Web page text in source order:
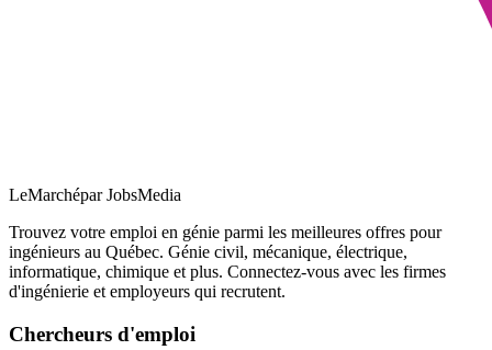
LeMarchépar JobsMedia
Trouvez votre emploi en génie parmi les meilleures offres pour
ingénieurs au Québec. Génie civil, mécanique, électrique,
informatique, chimique et plus. Connectez-vous avec les firmes
d'ingénierie et employeurs qui recrutent.
Chercheurs d'emploi